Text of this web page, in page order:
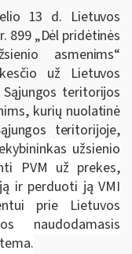
13 d. Lietuvos
899 „Dėl pridėtinės
asmenims“
už Lietuvos
teritorijos
kurių nuolatinė
teritorijoje,
užsienio
PVM už prekes,
ir perduoti ją VMI
prie Lietuvos
naudodamasis